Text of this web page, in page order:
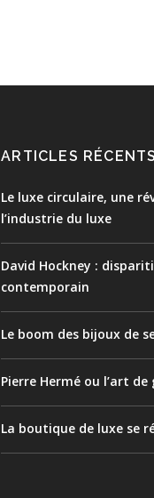
ARTICLES RÉCENTS
Le luxe circulaire, une
l’industrie du luxe
David Hockney :
contemporain
Le boom des bijoux de
Pierre Hermé ou l’art
La boutique de luxe se